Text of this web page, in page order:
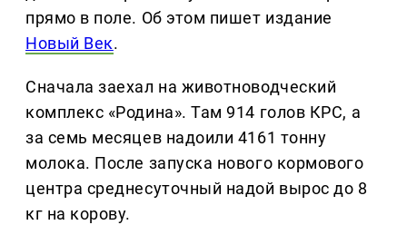
прямо в поле. Об этом пишет издание
Новый Век.
Сначала заехал на животноводческий
комплекс «Родина». Там 914 голов КРС, а
за семь месяцев надоили 4161 тонну
молока. После запуска нового кормового
центра среднесуточный надой вырос до 8
кг на корову.